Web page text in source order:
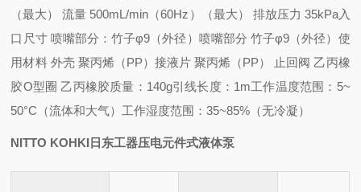
（最大） 流量 500mL/min（60Hz） （最大） 排放压力 35kPa入
口尺寸 喷嘴部分：竹子φ9（外径） 喷嘴部分 竹子φ9（外径） 使
用材料 外壳 聚丙烯（PP） 接液片 聚丙烯（PP） 止回阀 乙丙橡
胶O型圈 乙丙橡胶质量：140g引线长度：1m工作温度范围：5~
50°C（流体和大气） 工作湿度范围：35~85%（无冷凝）
NITTO KOHKI日东工器压电元件式液体泵